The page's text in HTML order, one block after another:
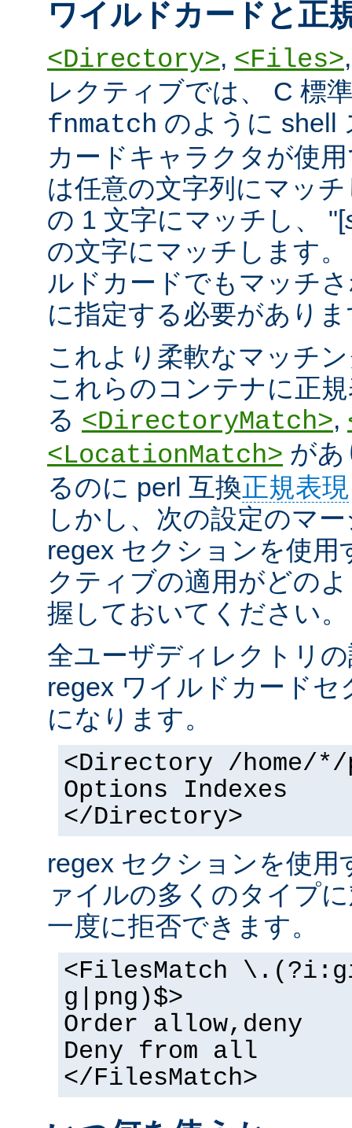
ワイルドカードと正
<Directory>, <Files>
レクティブでは、 C 標
fnmatch のように shell
カードキャラクタが使
は任意の文字列にマッ
の 1 文字にマッチし、 "[
の文字にマッチします
ルドカードでもマッチ
に指定する必要があり
これより柔軟なマッチ
これらのコンテナに正
る <DirectoryMatch>,
<LocationMatch> があ
るのに perl 互換正規表現
しかし、次の設定のマ
regex セクションを使
クティブの適用がどの
握しておいてください。
全ユーザディレクトリ
regex ワイルドカード
になります。
<Directory /home/
Options Indexes
</Directory>
regex セクションを使
ァイルの多くのタイプ
一度に拒否できます。
<FilesMatch
g|png)$>
Order allow,deny
Deny from all
</FilesMatch>